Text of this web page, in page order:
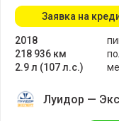
2018
218 936 км
2.9 л (107 л.с.)
Заявка на
Луидор —